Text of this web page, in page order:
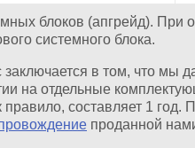
блоков (апгрейд). При
системного блока.
в том, что мы
на отдельные
составляет 1 год.
проданной